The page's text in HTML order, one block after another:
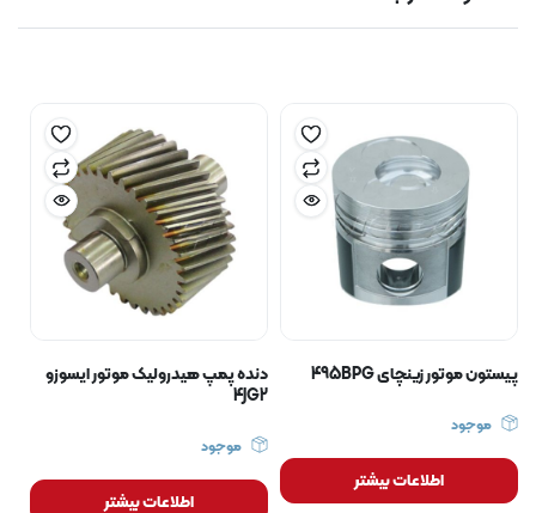
پیستون موتور زینچای 495BPG
موجود
اطلاعات بیشتر
دنده پمپ هیدرولیک موتور ایسوزو
4JG2
موجود
اطلاعات بیشتر